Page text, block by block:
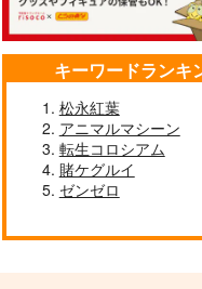
学園王子は俺の隣で青
春したい
イースト・プレス
好き
キーワードランキ
松永紅葉
アニマルマシーン
転生コロシアム
賭ケグルイ
ゼンゼロ